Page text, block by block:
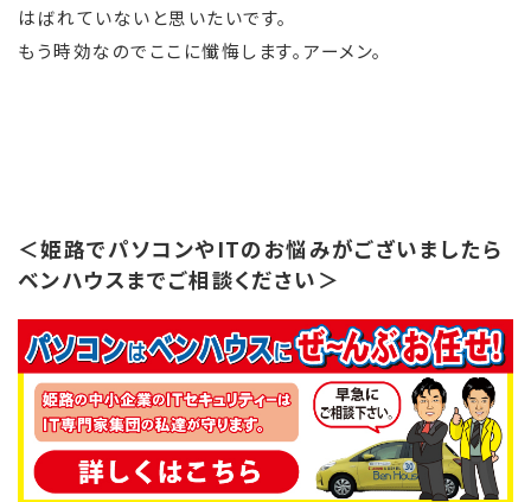
はばれていないと思いたいです。
もう時効なのでここに懺悔します。アーメン。
＜姫路でパソコンやITのお悩みがございましたら
ベンハウスまでご相談ください＞